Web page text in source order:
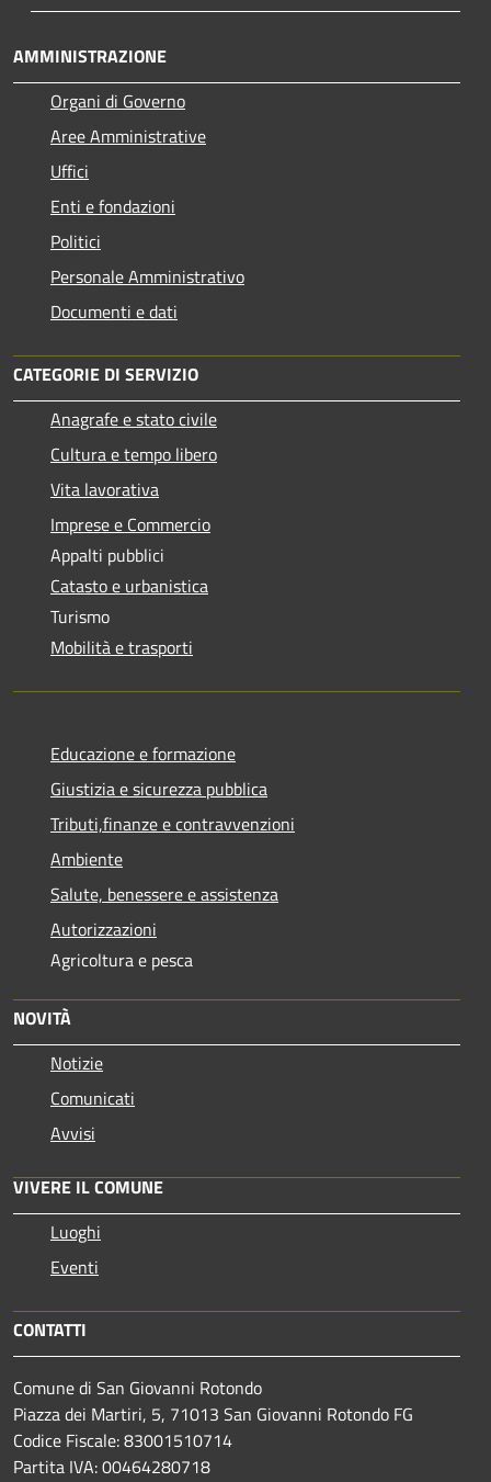
AMMINISTRAZIONE
Organi di Governo
Aree Amministrative
Uffici
Enti e fondazioni
Politici
Personale Amministrativo
Documenti e dati
CATEGORIE DI SERVIZIO
Anagrafe e stato civile
Cultura e tempo libero
Vita lavorativa
Imprese e Commercio
Appalti pubblici
Catasto e urbanistica
Turismo
Mobilità e trasporti
Educazione e formazione
Giustizia e sicurezza pubblica
Tributi,finanze e contravvenzioni
Ambiente
Salute, benessere e assistenza
Autorizzazioni
Agricoltura e pesca
NOVITÀ
Notizie
Comunicati
Avvisi
VIVERE IL COMUNE
Luoghi
Eventi
CONTATTI
Comune di San Giovanni Rotondo
Piazza dei Martiri, 5, 71013 San Giovanni Rotondo FG
Codice Fiscale: 83001510714
Partita IVA: 00464280718